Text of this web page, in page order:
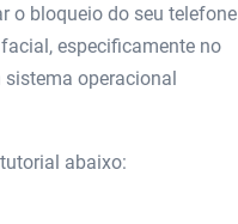
o bloqueio do seu telefone
especificamente no
sistema operacional
abaixo: